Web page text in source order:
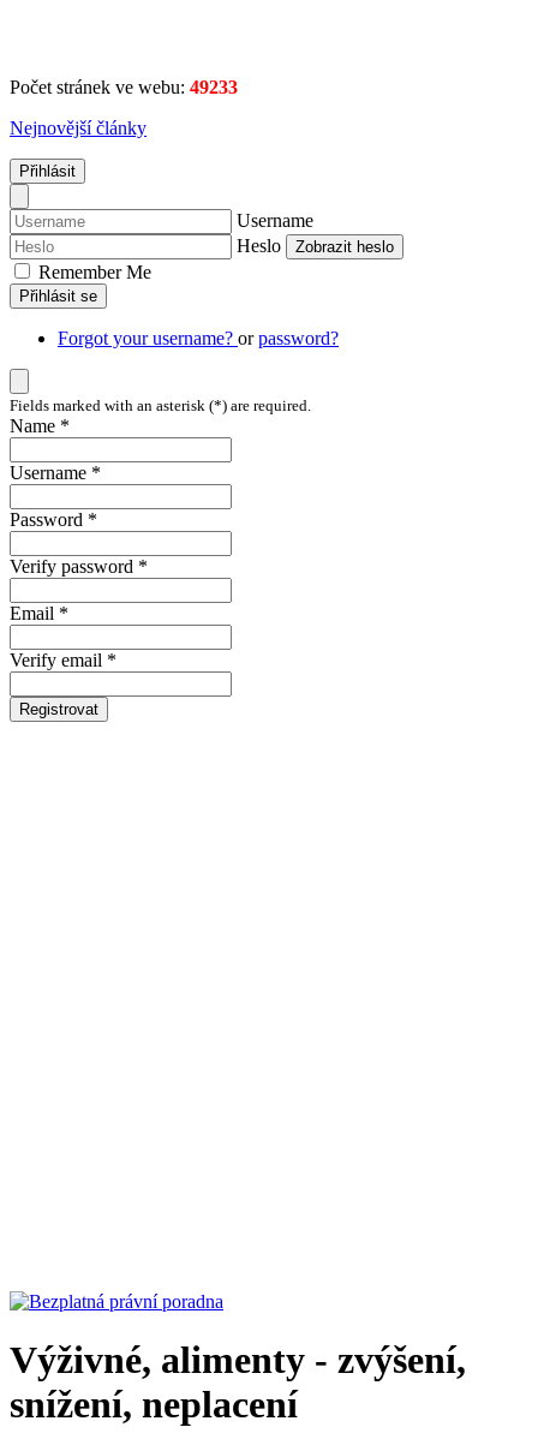
Počet stránek ve webu: 49233
Nejnovější články
Přihlásit
Username
Heslo
Zobrazit heslo
Remember Me
Přihlásit se
Forgot your username? orpassword?
Fields marked with an asterisk (*) are required.
Name *
Username *
Password *
Verify password *
Email *
Verify email *
Registrovat
Výživné, alimenty - zvýšení,
snížení, neplacení